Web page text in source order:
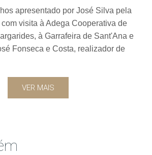
apresentado por José Silva pela
visita à Adega Cooperativa de
à Garrafeira de Sant'Ana e
Fonseca e Costa, realizador de
VER MAIS